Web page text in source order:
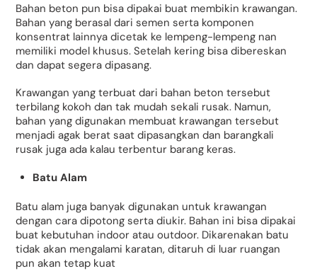
Bahan beton pun bisa dipakai buat membikin krawangan.
Bahan yang berasal dari semen serta komponen
konsentrat lainnya dicetak ke lempeng-lempeng nan
memiliki model khusus. Setelah kering bisa dibereskan
dan dapat segera dipasang.
Krawangan yang terbuat dari bahan beton tersebut
terbilang kokoh dan tak mudah sekali rusak. Namun,
bahan yang digunakan membuat krawangan tersebut
menjadi agak berat saat dipasangkan dan barangkali
rusak juga ada kalau terbentur barang keras.
Batu Alam
Batu alam juga banyak digunakan untuk krawangan
dengan cara dipotong serta diukir. Bahan ini bisa dipakai
buat kebutuhan indoor atau outdoor. Dikarenakan batu
tidak akan mengalami karatan, ditaruh di luar ruangan
pun akan tetap kuat